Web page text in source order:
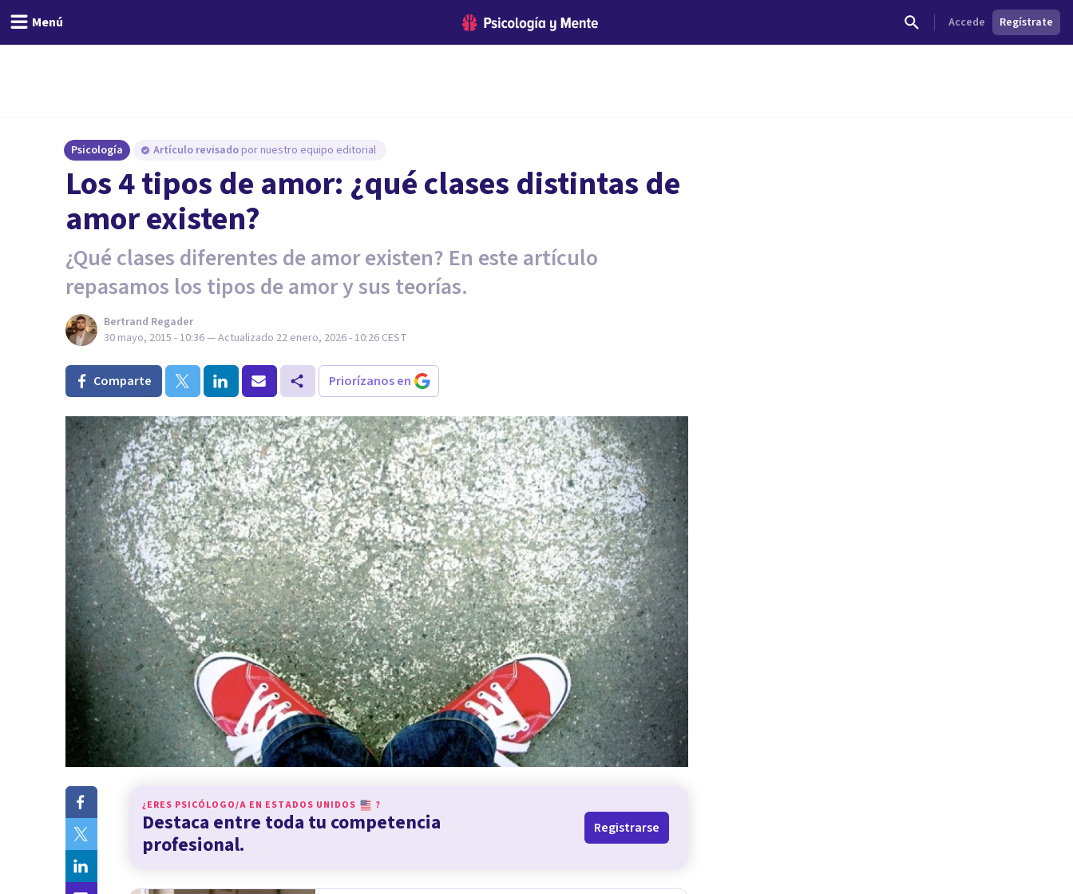
Menú Accede Regístrate
Psicología Artículo revisado por nuestro equipo editorial
Los 4 tipos de amor: ¿qué clases distintas de
amor existen?
¿Qué clases diferentes de amor existen? En este artículo
repasamos los tipos de amor y sus teorías.
Bertrand Regader
30 mayo, 2015 - 10:36— Actualizado 22 enero, 2026 - 10:26 CEST
Comparte Priorízanos en
¿ERES PSICÓLOGO/A EN ESTADOS UNIDOS ?
Destaca entre toda tu competencia
profesional.
Registrarse